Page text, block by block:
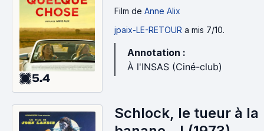
5.4
Film de Anne Alix
jpaix-LE-RETOUR a mis 7/10.
Annotation :
À l'INSAS (Ciné-club)
Schlock, le tueur à la